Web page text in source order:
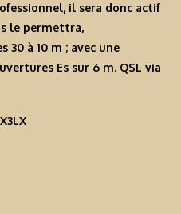
il sera donc actif
le permettra,
30 à 10 m ; avec une
Es sur 6 m. QSL via